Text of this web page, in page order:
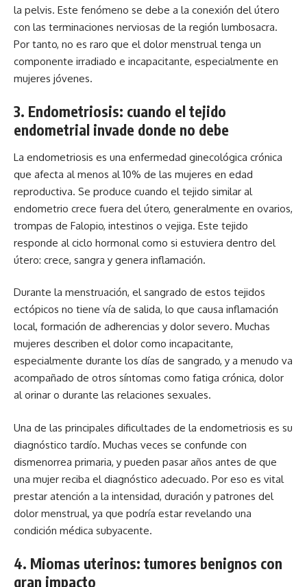
la pelvis. Este fenómeno se debe a la conexión del útero
con las terminaciones nerviosas de la región lumbosacra.
Por tanto, no es raro que el dolor menstrual tenga un
componente irradiado e incapacitante, especialmente en
mujeres jóvenes.
3. Endometriosis: cuando el tejido
endometrial invade donde no debe
La endometriosis es una enfermedad ginecológica crónica
que afecta al menos al 10% de las mujeres en edad
reproductiva. Se produce cuando el tejido similar al
endometrio crece fuera del útero, generalmente en ovarios,
trompas de Falopio, intestinos o vejiga. Este tejido
responde al ciclo hormonal como si estuviera dentro del
útero: crece, sangra y genera inflamación.
Durante la menstruación, el sangrado de estos tejidos
ectópicos no tiene vía de salida, lo que causa inflamación
local, formación de adherencias y dolor severo. Muchas
mujeres describen el dolor como incapacitante,
especialmente durante los días de sangrado, y a menudo va
acompañado de otros síntomas como fatiga crónica, dolor
al orinar o durante las relaciones sexuales.
Una de las principales dificultades de la endometriosis es su
diagnóstico tardío. Muchas veces se confunde con
dismenorrea primaria, y pueden pasar años antes de que
una mujer reciba el diagnóstico adecuado. Por eso es vital
prestar atención a la intensidad, duración y patrones del
dolor menstrual, ya que podría estar revelando una
condición médica subyacente.
4. Miomas uterinos: tumores benignos con
gran impacto